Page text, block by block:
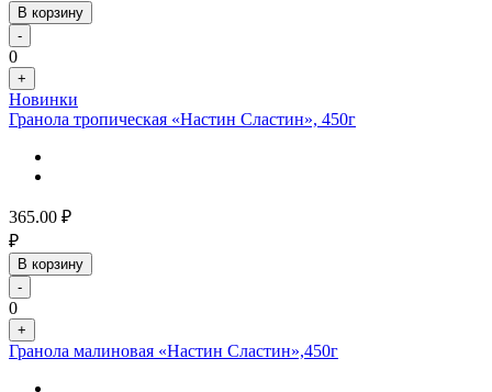
В корзину
-
0
+
Новинки
Гранола тропическая «Настин Сластин», 450г
365.00 ₽
₽
В корзину
-
0
+
Гранола малиновая «Настин Сластин»,450г